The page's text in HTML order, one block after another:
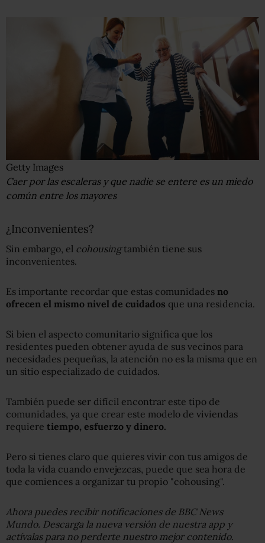
Getty Images
Caer por las escaleras y que nadie se entere es un miedo
común entre los mayores
¿Inconvenientes?
Sin embargo, el cohousingtambién tiene sus
inconvenientes.
Es importante recordar que estas comunidades no
ofrecen el mismo nivel de cuidados que una residencia.
Si bien el aspecto comunitario significa que los
residentes pueden obtener ayuda de sus vecinos para
necesidades pequeñas, la atención no es la misma que en
un sitio especializado de cuidados.
También puede ser difícil encontrar este tipo de
comunidades, ya que crear este modelo de viviendas
requiere tiempo, esfuerzo y dinero.
Pero si tienes claro que quieres vivir con tus amigos de
toda la vida cuando envejezcas, puede que sea hora de
que comiences a organizar tu propio "cohousing".
Ahora puedes recibir notificaciones de BBC News
Mundo. Descarga la nueva versión de nuestra app y
actívalas para no perderte nuestro mejor contenido.